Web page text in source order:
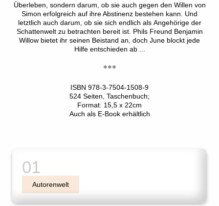
Überleben, sondern darum, ob sie auch gegen den Willen von
Simon erfolgreich auf ihre Abstinenz bestehen kann. Und
letztlich auch darum, ob sie sich endlich als Angehörige der
Schattenwelt zu betrachten bereit ist. Phils Freund Benjamin
Willow bietet ihr seinen Beistand an, doch June blockt jede
Hilfe entschieden ab ...
***
ISBN 978-3-7504-1508-9
524 Seiten, Taschenbuch;
Format: 15,5 x 22cm
Auch als E-Book erhältlich
Autorenwelt